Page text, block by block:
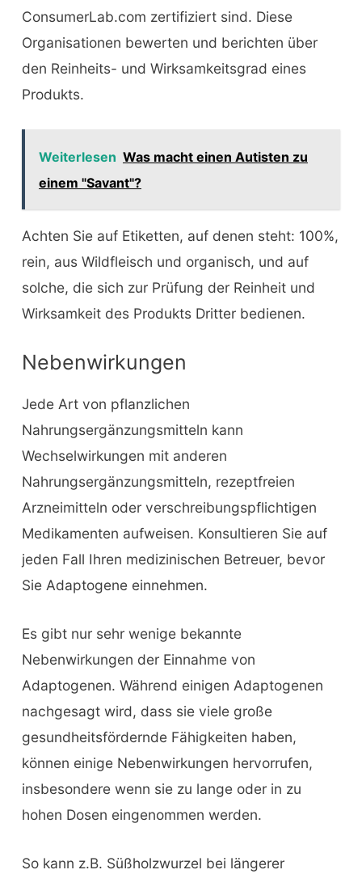
ConsumerLab.com zertifiziert sind. Diese
Organisationen bewerten und berichten über
den Reinheits- und Wirksamkeitsgrad eines
Produkts.
Weiterlesen Was macht einen Autisten zu
einem "Savant"?
Achten Sie auf Etiketten, auf denen steht: 100%,
rein, aus Wildfleisch und organisch, und auf
solche, die sich zur Prüfung der Reinheit und
Wirksamkeit des Produkts Dritter bedienen.
Nebenwirkungen
Jede Art von pflanzlichen
Nahrungsergänzungsmitteln kann
Wechselwirkungen mit anderen
Nahrungsergänzungsmitteln, rezeptfreien
Arzneimitteln oder verschreibungspflichtigen
Medikamenten aufweisen. Konsultieren Sie auf
jeden Fall Ihren medizinischen Betreuer, bevor
Sie Adaptogene einnehmen.
Es gibt nur sehr wenige bekannte
Nebenwirkungen der Einnahme von
Adaptogenen. Während einigen Adaptogenen
nachgesagt wird, dass sie viele große
gesundheitsfördernde Fähigkeiten haben,
können einige Nebenwirkungen hervorrufen,
insbesondere wenn sie zu lange oder in zu
hohen Dosen eingenommen werden.
So kann z.B. Süßholzwurzel bei längerer